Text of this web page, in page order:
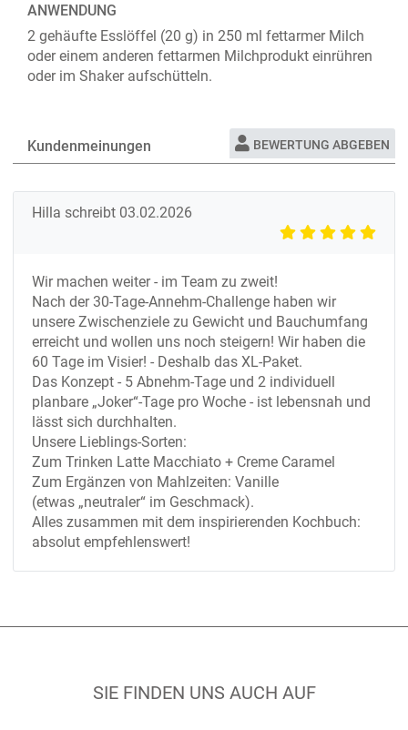
ANWENDUNG
2 gehäufte Esslöffel (20 g) in 250 ml fettarmer Milch
oder einem anderen fettarmen Milchprodukt einrühren
oder im Shaker aufschütteln.
Kundenmeinungen BEWERTUNG ABGEBEN
Hilla schreibt 03.02.2026
Wir machen weiter - im Team zu zweit!
Nach der 30-Tage-Annehm-Challenge haben wir
unsere Zwischenziele zu Gewicht und Bauchumfang
erreicht und wollen uns noch steigern! Wir haben die
60 Tage im Visier! - Deshalb das XL-Paket.
Das Konzept - 5 Abnehm-Tage und 2 individuell
planbare „Joker“-Tage pro Woche - ist lebensnah und
lässt sich durchhalten.
Unsere Lieblings-Sorten:
Zum Trinken Latte Macchiato + Creme Caramel
Zum Ergänzen von Mahlzeiten: Vanille
(etwas „neutraler“ im Geschmack).
Alles zusammen mit dem inspirierenden Kochbuch:
absolut empfehlenswert!
SIE FINDEN UNS AUCH AUF